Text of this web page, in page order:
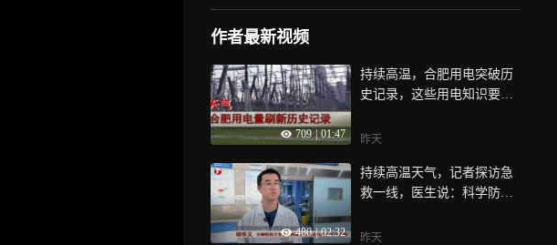
作者最新视频
709 | 01:47
持续高温，合肥用电突破历
史记录，这些用电知识要掌
昨天
480 | 02:32
持续高温天气，记者探访急
救一线，医生说：科学防暑
昨天